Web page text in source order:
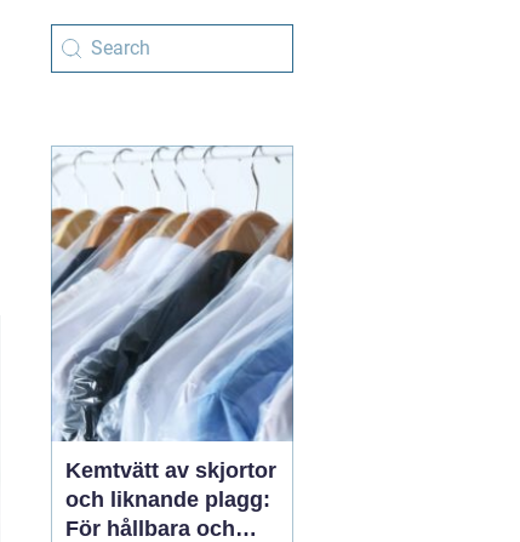
Kemtvätt av skjortor
och liknande plagg:
För hållbara och